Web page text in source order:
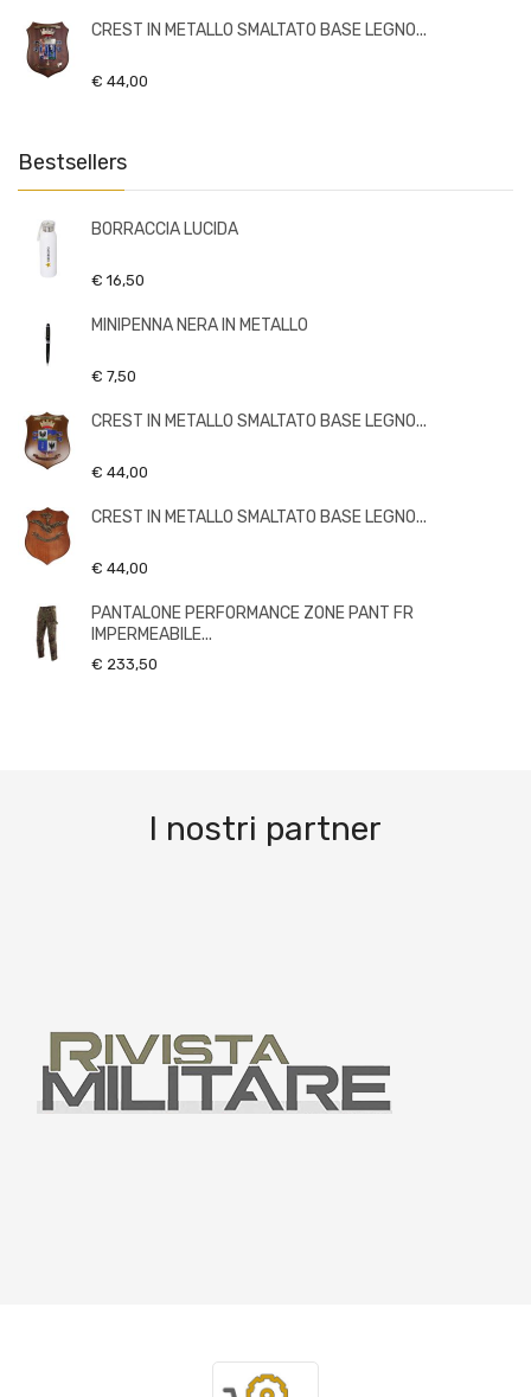
CREST IN METALLO SMALTATO BASE LEGNO...
€ 44,00
Bestsellers
BORRACCIA LUCIDA
€ 16,50
MINIPENNA NERA IN METALLO
€ 7,50
CREST IN METALLO SMALTATO BASE LEGNO...
€ 44,00
CREST IN METALLO SMALTATO BASE LEGNO...
€ 44,00
PANTALONE PERFORMANCE ZONE PANT FR
IMPERMEABILE...
€ 233,50
I nostri partner